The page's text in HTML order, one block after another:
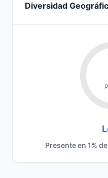
Diversidad
Presente en 1%